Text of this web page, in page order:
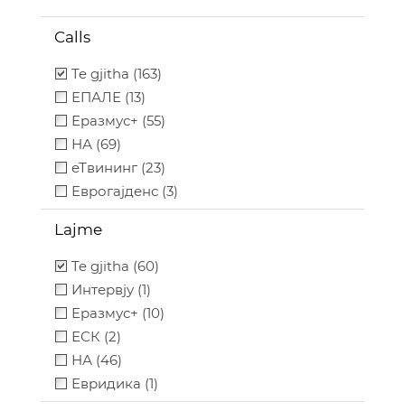
Calls
Te gjitha (163)
ЕПАЛЕ (13)
Еразмус+ (55)
НА (69)
еТвининг (23)
Еврогајденс (3)
Lajme
Te gjitha (60)
Интервју (1)
Еразмус+ (10)
ЕСК (2)
НА (46)
Евридика (1)